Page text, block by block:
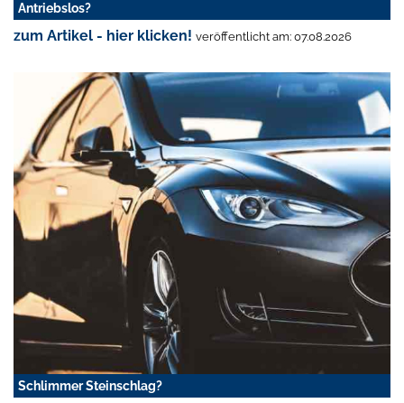
Antriebslos?
zum Artikel - hier klicken! veröffentlicht am: 07.08.2026
Schlimmer Steinschlag?